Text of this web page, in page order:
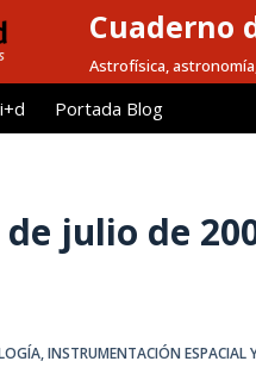
Cuaderno
Astrofísica,
Portada Blog
de julio de
,INSTRUMENTACIÓN ESPACIAL